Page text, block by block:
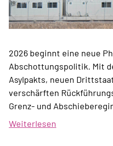
2026 beginnt eine neue
Abschottungspolitik. Mit
Asylpakts, neuen
verschärften
Grenz- und
Weiterlesen